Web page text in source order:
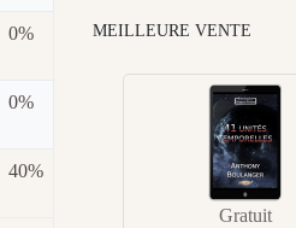
0%
0%
40%
MEILLEURE VENTE
Gratuit